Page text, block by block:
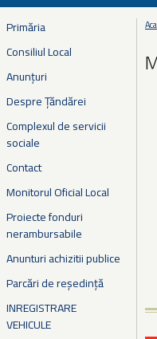
Primăria
Consiliul Local
Anunțuri
Despre Țăndărei
Complexul de servicii
sociale
Contact
Monitorul Oficial Local
Proiecte fonduri
nerambursabile
Anunturi achizitii publice
Parcări de reședință
INREGISTRARE
VEHICULE